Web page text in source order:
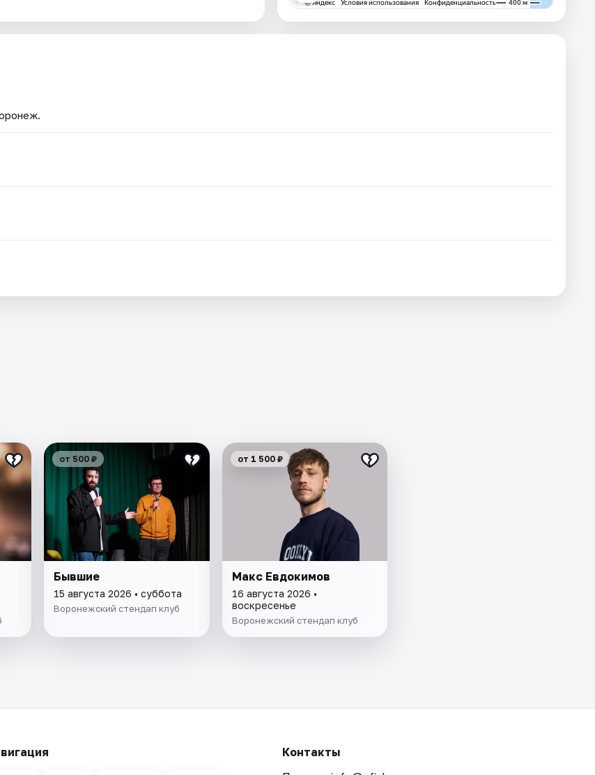
от 500 ₽
Бывшие
15 августа 2026 • суббота
Воронежский стендап клуб
от 1 500 ₽
Макс Евдокимов
16 августа 2026 •
воскресенье
Воронежский стендап клуб
Контакты